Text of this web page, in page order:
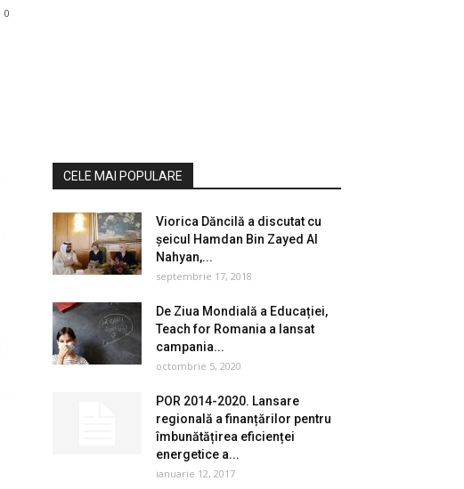
0
CELE MAI POPULARE
Viorica Dăncilă a discutat cu
șeicul Hamdan Bin Zayed Al
Nahyan,...
septembrie 17, 2018
De Ziua Mondială a Educației,
Teach for Romania a lansat
campania...
octombrie 5, 2020
POR 2014-2020. Lansare
regională a finanțărilor pentru
îmbunătățirea eficienței
energetice a...
ianuarie 12, 2017